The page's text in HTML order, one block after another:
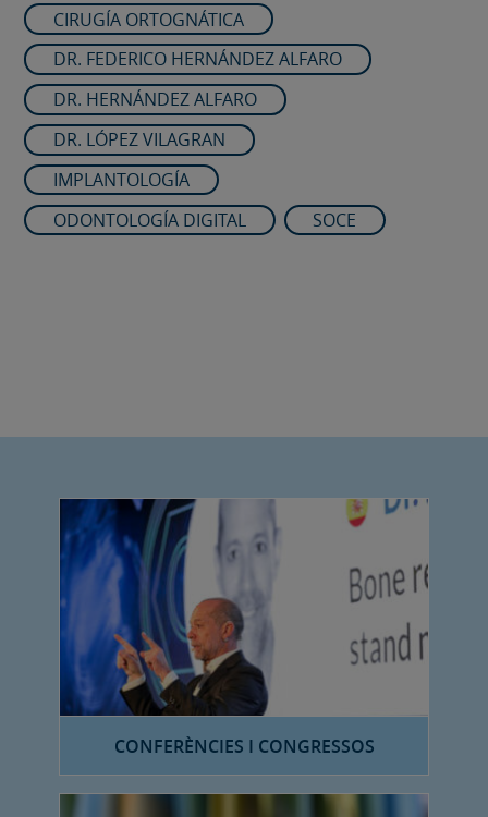
CIRUGÍA ORTOGNÁTICA
DR. FEDERICO HERNÁNDEZ ALFARO
DR. HERNÁNDEZ ALFARO
DR. LÓPEZ VILAGRAN
IMPLANTOLOGÍA
ODONTOLOGÍA DIGITAL
SOCE
CONFERÈNCIES I CONGRESSOS